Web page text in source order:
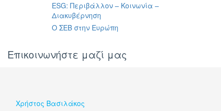
ESG: Περιβάλλον – Κοινωνία –
Διακυβέρνηση
Ο ΣΕΒ στην Ευρώπη
Επικοινωνήστε μαζί μας
Χρήστος Βασιλάκος